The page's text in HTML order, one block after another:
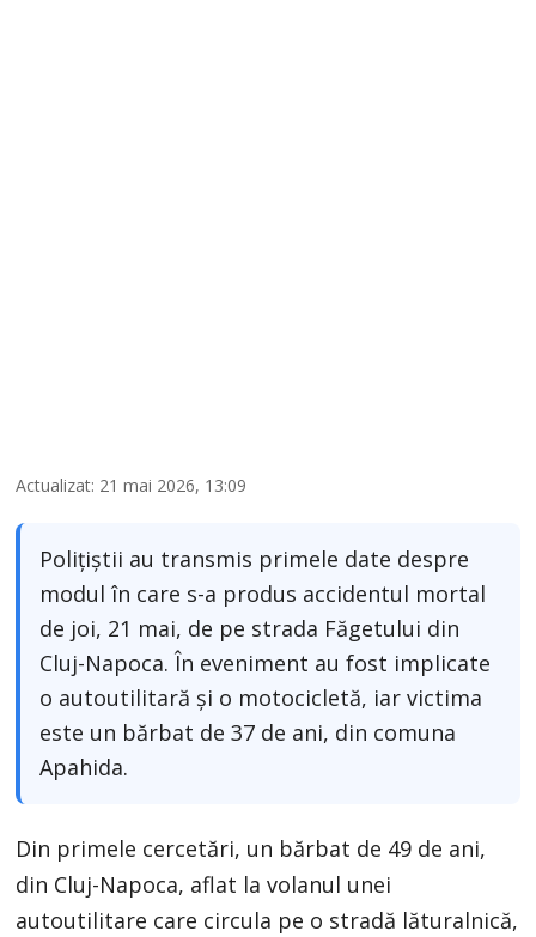
Actualizat: 21 mai 2026, 13:09
Polițiștii au transmis primele date despre
modul în care s-a produs accidentul mortal
de joi, 21 mai, de pe strada Făgetului din
Cluj-Napoca. În eveniment au fost implicate
o autoutilitară și o motocicletă, iar victima
este un bărbat de 37 de ani, din comuna
Apahida.
Din primele cercetări, un bărbat de 49 de ani,
din Cluj-Napoca, aflat la volanul unei
autoutilitare care circula pe o stradă lăturalnică,